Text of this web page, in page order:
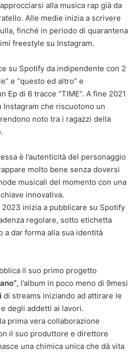
alla musica rap già da
Alle medie inizia a scrivere
finché in periodo di quarantena
freestyle su Instagram.
su Spotify da indipendente con 2
e “questo ed altro” e
Ep di 6 tracce “TIME”. A fine 2021
che riscuotono un
noto tra i ragazzi della
è l’autenticità del personaggio
molto bene senza doversi
musicali del momento con una
innovativa.
inizia a pubblicare su Spotify
regolare, sotto etichetta
a dar forma alla sua identità
il suo primo progetto
, l’album in poco meno di 9mesi
di streams iniziando ad attirare le
degli addetti ai lavori.
prima vera collaborazione
il suo produttore e direttore
una chimica unica che dà vita